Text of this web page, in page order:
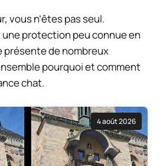
vous n’êtes pas seul.
une protection peu connue en
présente de nombreux
pourquoi et comment
chat.
4 août 2026